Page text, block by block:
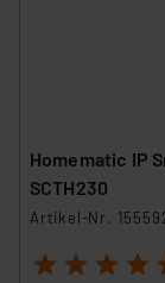
Homematic IP
SCTH230
Artikel-Nr.
1 2 3 4 5